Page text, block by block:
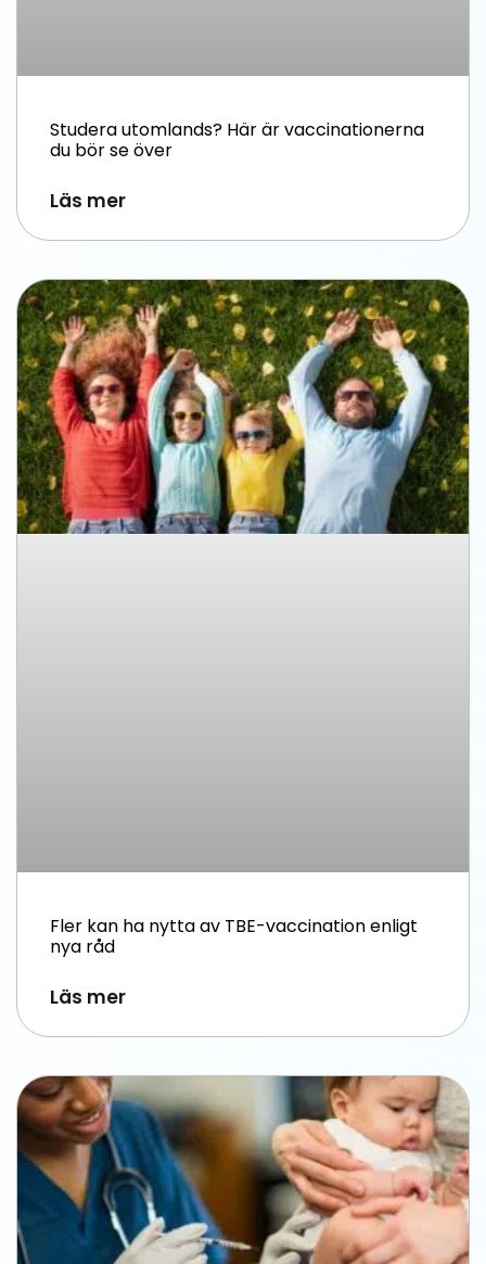
Studera utomlands? Här är vaccinationerna
du bör se över
Läs mer
Fler kan ha nytta av TBE-vaccination enligt
nya råd
Läs mer